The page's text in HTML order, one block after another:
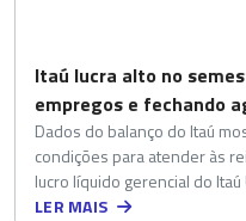
Itaú lucra alto no
empregos e fechando
Dados do balanço do Itaú
condições para atender às
lucro líquido gerencial do
LER MAIS